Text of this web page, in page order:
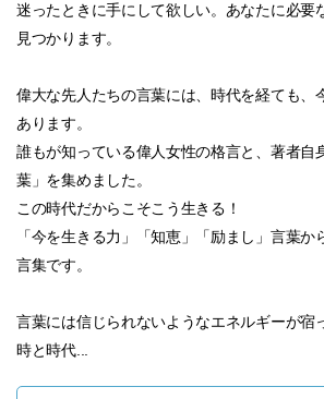
迷ったときに手にして欲しい。あなたに必要
見つかります。
偉大な先人たちの言葉には、時代を経ても、
あります。
誰もが知っている偉人女性の格言と、著者自
葉」を集めました。
この時代だからこそこう生きる！
「今を生きる力」「知恵」「励まし」言葉
言集です。
言葉には信じられないようなエネルギーが宿
時と時代...